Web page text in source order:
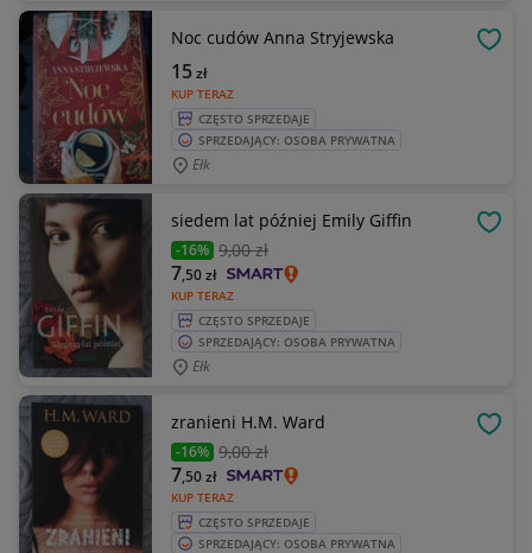
Noc cudów Anna Stryjewska
KUP TERAZ
15zł
CZĘSTO SPRZEDAJE
SPRZEDAJĄCY: OSOBA PRYWATNA
Ełk
siedem lat później Emily Giffin
-16% 9,00 zł
KUP TERAZ
7,50zł
CZĘSTO SPRZEDAJE
SPRZEDAJĄCY: OSOBA PRYWATNA
Ełk
zranieni H.M. Ward
-16% 9,00 zł
KUP TERAZ
7,50zł
CZĘSTO SPRZEDAJE
SPRZEDAJĄCY: OSOBA PRYWATNA